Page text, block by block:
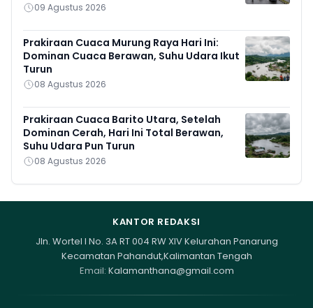
09 Agustus 2026
Prakiraan Cuaca Murung Raya Hari Ini:
Dominan Cuaca Berawan, Suhu Udara Ikut
Turun
08 Agustus 2026
Prakiraan Cuaca Barito Utara, Setelah
Dominan Cerah, Hari Ini Total Berawan,
Suhu Udara Pun Turun
08 Agustus 2026
KANTOR REDAKSI
Jln. Wortel I No. 3A RT 004 RW XIV Kelurahan Panarung
Kecamatan Pahandut,Kalimantan Tengah
Email: Kalamanthana@gmail.com